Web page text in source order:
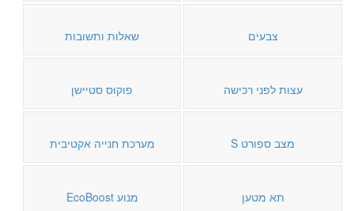
צבעים שאלות ותשובות
עצות לפני רכישה פוקוס סטיישן
מצב ספורט S מערכת חנייה אקטיבית
תא מטען מנוע EcoBoost